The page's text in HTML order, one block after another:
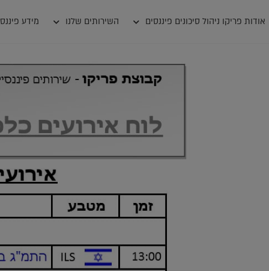
אודות פריקו ניהול סיכונים פיננסים השירותים שלנו מידע